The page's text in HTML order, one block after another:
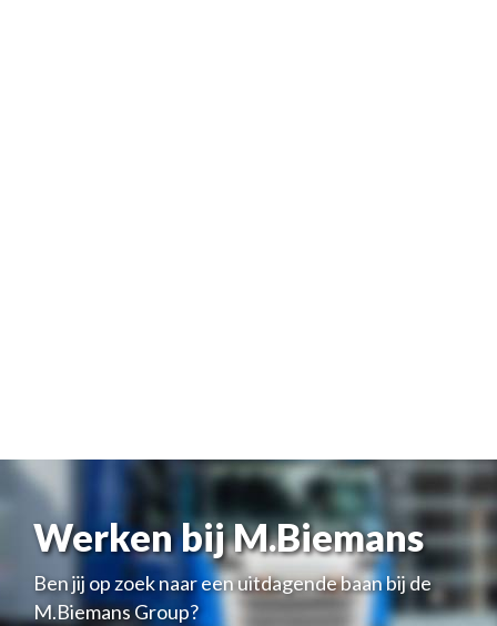
Werken bij M.Biemans
Ben jij op zoek naar een uitdagende baan bij de
M.Biemans Group?